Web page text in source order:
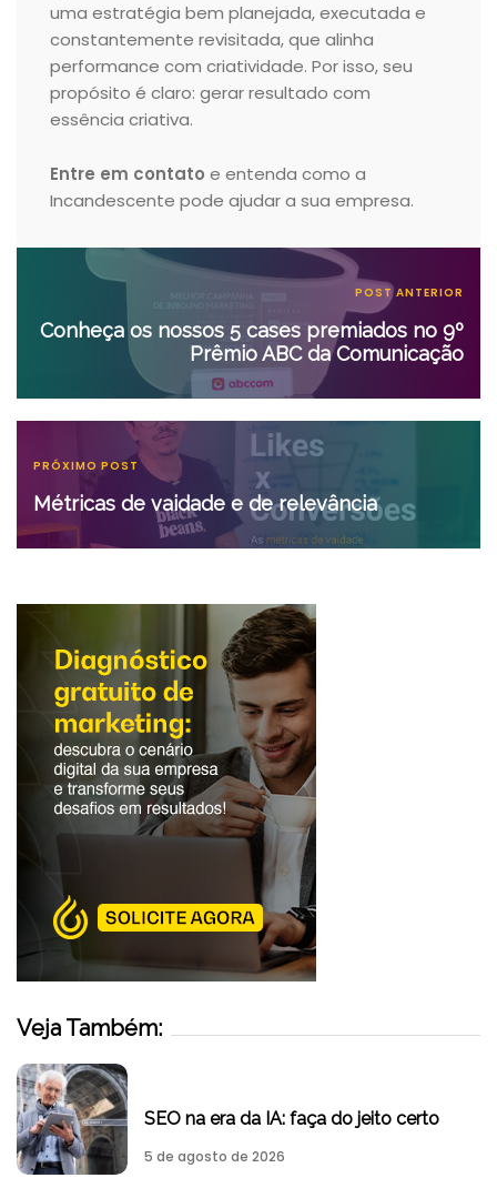
uma estratégia bem planejada, executada e
constantemente revisitada, que alinha
performance com criatividade. Por isso, seu
propósito é claro: gerar resultado com
essência criativa.
Entre em contato e entenda como a
Incandescente pode ajudar a sua empresa.
POST ANTERIOR
Conheça os nossos 5 cases premiados no 9º
Prêmio ABC da Comunicação
PRÓXIMO POST
Métricas de vaidade e de relevância
Veja Também:
SEO na era da IA: faça do jeito certo
5 de agosto de 2026